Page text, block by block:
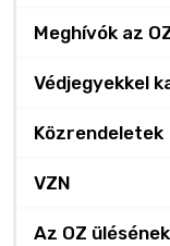
Meghívók az
Védjegyekkel
Közrendeletek
VZN
Az OZ